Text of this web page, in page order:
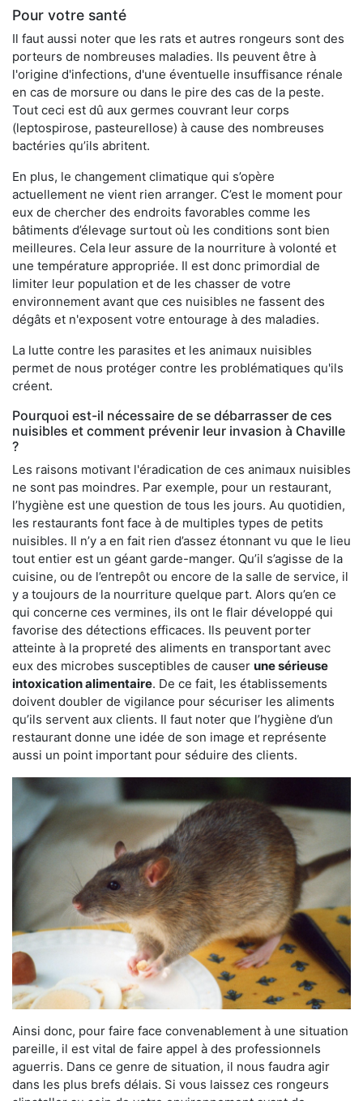
Pour votre santé
Il faut aussi noter que les rats et autres rongeurs sont des
porteurs de nombreuses maladies. Ils peuvent être à
l'origine d'infections, d'une éventuelle insuffisance rénale
en cas de morsure ou dans le pire des cas de la peste.
Tout ceci est dû aux germes couvrant leur corps
(leptospirose, pasteurellose) à cause des nombreuses
bactéries qu’ils abritent.
En plus, le changement climatique qui s’opère
actuellement ne vient rien arranger. C’est le moment pour
eux de chercher des endroits favorables comme les
bâtiments d’élevage surtout où les conditions sont bien
meilleures. Cela leur assure de la nourriture à volonté et
une température appropriée. Il est donc primordial de
limiter leur population et de les chasser de votre
environnement avant que ces nuisibles ne fassent des
dégâts et n'exposent votre entourage à des maladies.
La lutte contre les parasites et les animaux nuisibles
permet de nous protéger contre les problématiques qu'ils
créent.
Pourquoi est-il nécessaire de se débarrasser de ces
nuisibles et comment prévenir leur invasion à Chaville
?
Les raisons motivant l'éradication de ces animaux nuisibles
ne sont pas moindres. Par exemple, pour un restaurant,
l’hygiène est une question de tous les jours. Au quotidien,
les restaurants font face à de multiples types de petits
nuisibles. Il n’y a en fait rien d’assez étonnant vu que le lieu
tout entier est un géant garde-manger. Qu’il s’agisse de la
cuisine, ou de l’entrepôt ou encore de la salle de service, il
y a toujours de la nourriture quelque part. Alors qu’en ce
qui concerne ces vermines, ils ont le flair développé qui
favorise des détections efficaces. Ils peuvent porter
atteinte à la propreté des aliments en transportant avec
eux des microbes susceptibles de causer une sérieuse
intoxication alimentaire. De ce fait, les établissements
doivent doubler de vigilance pour sécuriser les aliments
qu’ils servent aux clients. Il faut noter que l’hygiène d’un
restaurant donne une idée de son image et représente
aussi un point important pour séduire des clients.
Ainsi donc, pour faire face convenablement à une situation
pareille, il est vital de faire appel à des professionnels
aguerris. Dans ce genre de situation, il nous faudra agir
dans les plus brefs délais. Si vous laissez ces rongeurs